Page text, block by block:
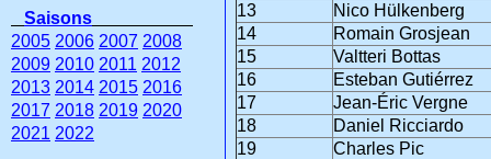
13
Nico Hülkenberg
14
Romain Grosjean
15
Valtteri Bottas
16
Esteban Gutiérrez
17
Jean-Éric Vergne
18
Daniel Ricciardo
19
Charles Pic
Saisons
2005 2006 2007 2008
2009 2010 2011 2012
2013 2014 2015 2016
2017 2018 2019 2020
2021 2022